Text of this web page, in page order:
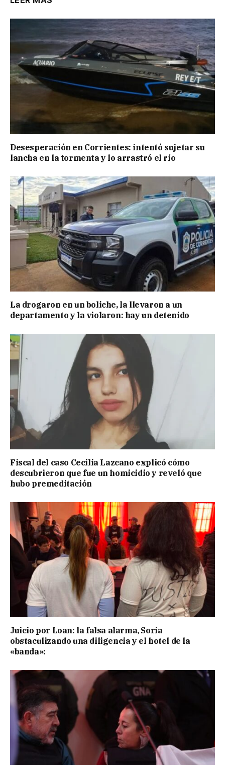
Desesperación en Corrientes: intentó sujetar su
lancha en la tormenta y lo arrastró el río
La drogaron en un boliche, la llevaron a un
departamento y la violaron: hay un detenido
Fiscal del caso Cecilia Lazcano explicó cómo
descubrieron que fue un homicidio y reveló que
hubo premeditación
Juicio por Loan: la falsa alarma, Soria
obstaculizando una diligencia y el hotel de la
«banda»: